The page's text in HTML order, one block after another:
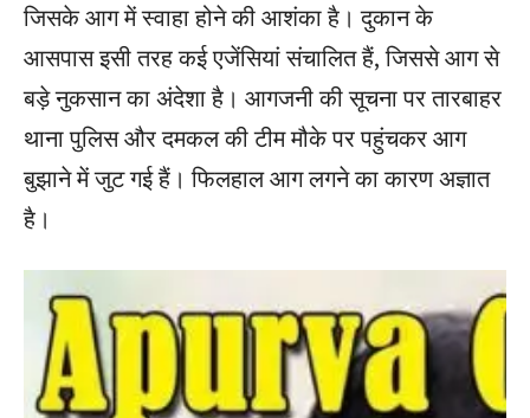
जिसके आग में स्वाहा होने की आशंका है। दुकान के
आसपास इसी तरह कई एजेंसियां संचालित हैं, जिससे आग से
बड़े नुकसान का अंदेशा है। आगजनी की सूचना पर तारबाहर
थाना पुलिस और दमकल की टीम मौके पर पहुंचकर आग
बुझाने में जुट गई हैं। फिलहाल आग लगने का कारण अज्ञात
है।